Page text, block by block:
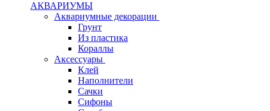
АКВАРИУМЫ
Аквариумные декорации
Грунт
Из пластика
Кораллы
Аксессуары
Клей
Наполнители
Сачки
Сифоны